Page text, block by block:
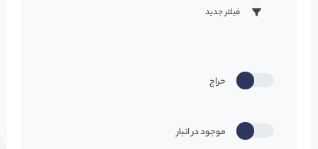
فیلتر جدید
حراج
موجود در انبار